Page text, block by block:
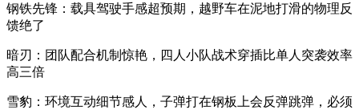
钢铁先锋：载具驾驶手感超预期，越野车在泥地打滑的物理反
馈绝了
暗刃：团队配合机制惊艳，四人小队战术穿插比单人突袭效率
高三倍
雪豹：环境互动细节感人，子弹打在钢板上会反弹跳弹，必须